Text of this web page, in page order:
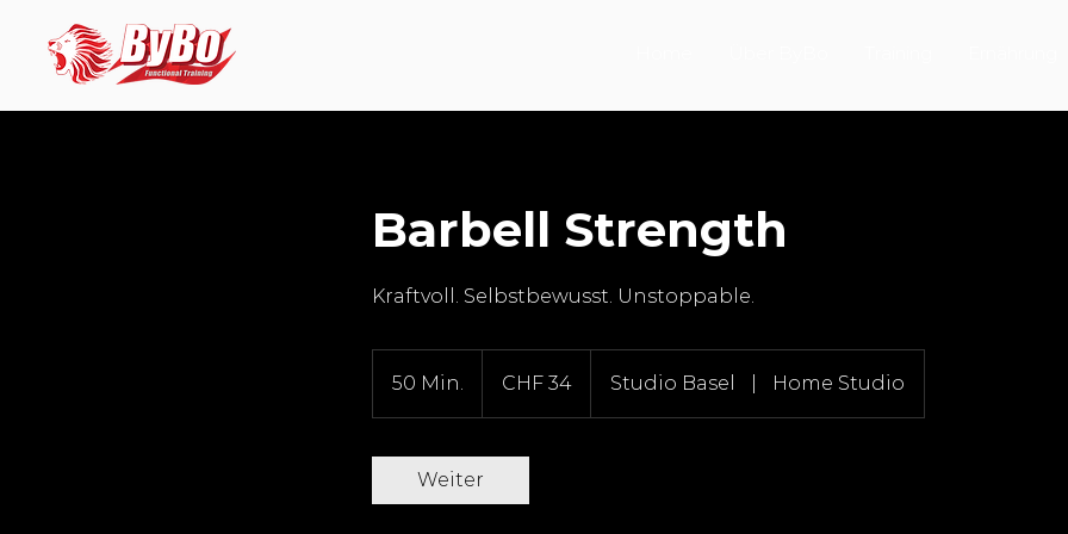
Barbell Strength
Kraftvoll. Selbstbewusst. Unstoppable.
50 Min.
0
Franken
CHF 34 Studio Basel Home Studio
Weiter